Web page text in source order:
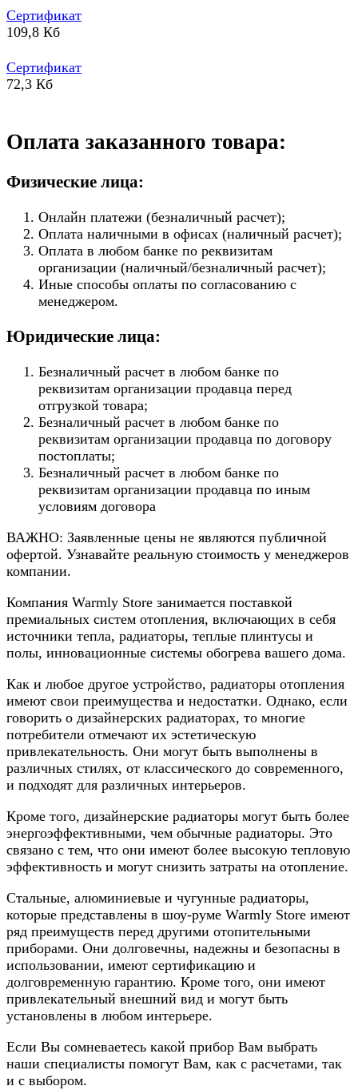
Сертификат
109,8 Кб
Сертификат
72,3 Кб
Оплата заказанного товара:
Физические лица:
Онлайн платежи (безналичный расчет);
Оплата наличными в офисах (наличный расчет);
Оплата в любом банке по реквизитам
организации (наличный/безналичный расчет);
Иные способы оплаты по согласованию с
менеджером.
Юридические лица:
Безналичный расчет в любом банке по
реквизитам организации продавца перед
отгрузкой товара;
Безналичный расчет в любом банке по
реквизитам организации продавца по договору
постоплаты;
Безналичный расчет в любом банке по
реквизитам организации продавца по иным
условиям договора
ВАЖНО: Заявленные цены не являются публичной
офертой. Узнавайте реальную стоимость у менеджеров
компании.
Компания Warmly Store занимается поставкой
премиальных систем отопления, включающих в себя
источники тепла, радиаторы, теплые плинтусы и
полы, инновационные системы обогрева вашего дома.
Как и любое другое устройство, радиаторы отопления
имеют свои преимущества и недостатки. Однако, если
говорить о дизайнерских радиаторах, то многие
потребители отмечают их эстетическую
привлекательность. Они могут быть выполнены в
различных стилях, от классического до современного,
и подходят для различных интерьеров.
Кроме того, дизайнерские радиаторы могут быть более
энергоэффективными, чем обычные радиаторы. Это
связано с тем, что они имеют более высокую тепловую
эффективность и могут снизить затраты на отопление.
Стальные, алюминиевые и чугунные радиаторы,
которые представлены в шоу-руме Warmly Store имеют
ряд преимуществ перед другими отопительными
приборами. Они долговечны, надежны и безопасны в
использовании, имеют сертификацию и
долговременную гарантию. Кроме того, они имеют
привлекательный внешний вид и могут быть
установлены в любом интерьере.
Если Вы сомневаетесь какой прибор Вам выбрать
наши специалисты помогут Вам, как с расчетами, так
и с выбором.